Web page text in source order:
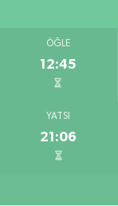
ÖĞLE
12:45
YATSI
21:06